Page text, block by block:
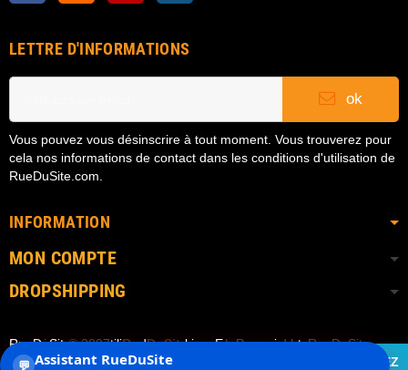
LETTRE D'INFORMATIONS
ok
Vous pouvez vous désinscrire à tout moment. Vous trouverez pour
cela nos informations de contact dans les conditions d'utilisation de
RueDuSite.com.
INFORMATION
MON COMPTE
DROPSHIPPING
💬 Assistant RueDuSite
Copyright © 2007 • RueDuSite.com| Powered by RueDuSite
RueDuSite.com utilise des cookies. En poursuivant
votre navigation sur RueDuSite, vous acceptez notre
ACCEPTEZ